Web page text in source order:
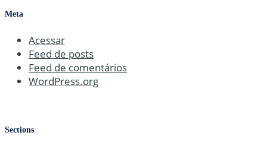
Meta
Acessar
Feed de posts
Feed de comentários
WordPress.org
Sections